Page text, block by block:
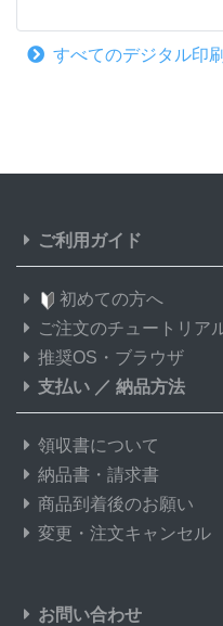
すべてのデジタル印
ご利用ガイド
初めての方へ
ご注文のチュートリア
推奨OS・ブラウザ
支払い ／ 納品方法
領収書について
納品書・請求書
商品到着後のお願い
変更・注文キャンセル
お問い合わせ